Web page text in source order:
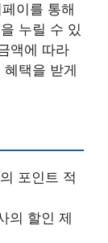
이를 통해
누릴 수 있
액에 따라
택을 받게
포인트 적
의 할인 제